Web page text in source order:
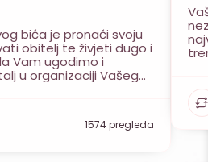
bića je pronaći svoju
obitelj te živjeti dugo i
Vam ugodimo i
u organizaciji Vašeg
uzvanika, toliko je i
1574 pregleda